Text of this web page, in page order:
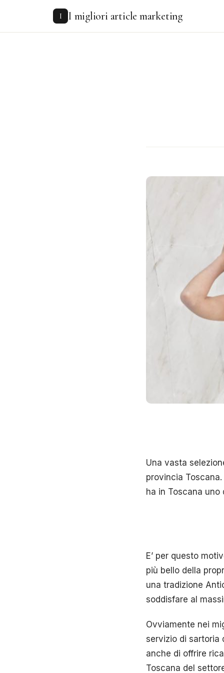
I I migliori article marketing
Una vasta
provincia
ha in Toscana
E’ per questo
più bello della
una tradizione
soddisfare al
Ovviamente nei
servizio di sartoria
anche di offrire
Toscana del